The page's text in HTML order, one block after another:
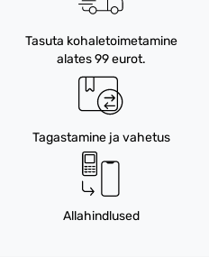
Tasuta kohaletoimetamine
alates 99 eurot.
Tagastamine ja vahetus
Allahindlused